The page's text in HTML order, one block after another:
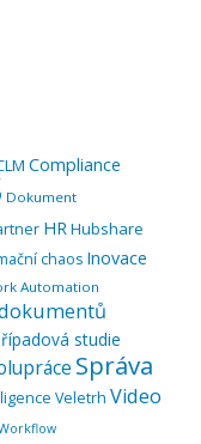
Compliance
Dokument
HRHubshare
chaos Inovace
Automation
studie
Správa
Veletrh Video